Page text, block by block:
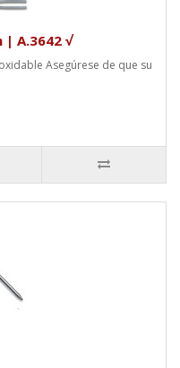
| A.3642 √
Asegúrese de que su